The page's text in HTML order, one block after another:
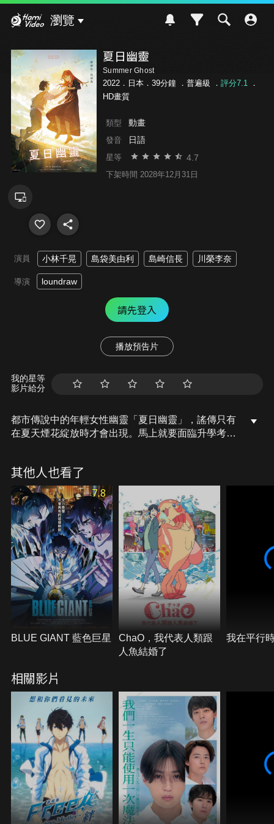
瀏覽
夏日幽靈
Summer Ghost
2022．日本．39分鐘 ． 普遍級 ． 評分7.1．
HD畫質
類型 動畫
發音 日語
星等 4.7
下架時間 2028年12月31日
演員 小林千晃 島袋美由利 島崎信長 川榮李奈
導演 loundraw
請先登入
播放預告片
我的星等
影片給分
都市傳說中的年輕女性幽靈「夏日幽靈」，謠傳只有
在夏天煙花綻放時才會出現。馬上就要面臨升學考試
法朝向希望中的人生之路前進的友也、找不到居身之
所的青、耀眼的未來突然被封閉的涼，他們各自懷有
必須見到夏日幽靈的理由。
其他人也看了
7.8
BLUE GIANT 藍色巨星
ChaO，我代表人類跟
人魚結婚了
我在平行
相關影片